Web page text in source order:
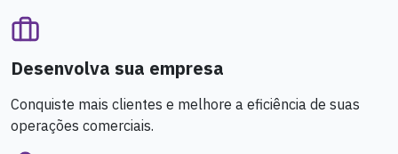
Desenvolva sua empresa
Conquiste mais clientes e melhore a eficiência de suas
operações comerciais.